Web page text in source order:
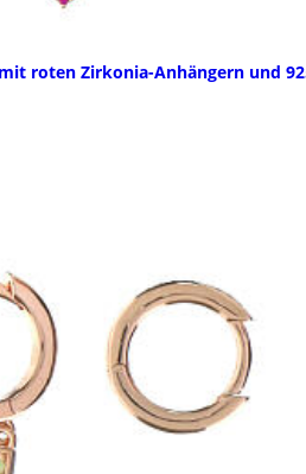
roten Zirkonia-Anhängern und